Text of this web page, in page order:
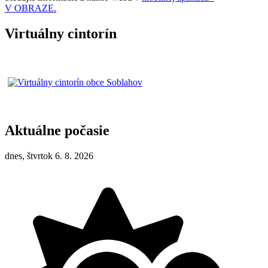
V OBRAZE.
Virtuálny cintorín
Aktuálne počasie
dnes, štvrtok 6. 8. 2026